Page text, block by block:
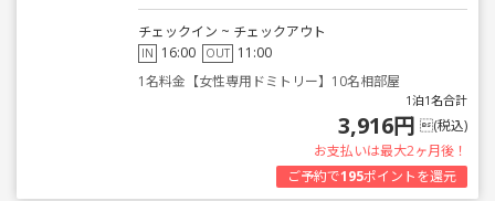
チェックイン ~ チェックアウト
IN 16:00 OUT 11:00
1名料金【女性専用ドミトリー】10名相部屋
1泊1名合計
3,916円 (税込)
お支払いは最大2ヶ月後！
ご予約で195ポイントを還元